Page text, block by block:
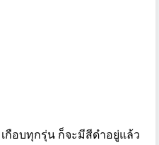
กือบทุกรุ่น ก็จะมีสีดำอยู่แล้ว